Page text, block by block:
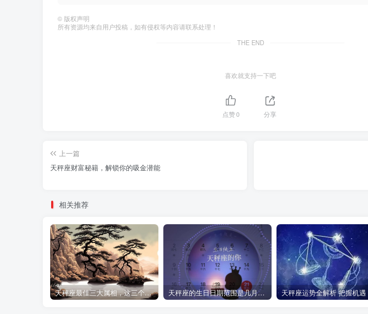
© 版权声明
所有资源均来自用户投稿，如有侵权等内容请联系处理！
THE END
喜欢就支持一下吧
点赞0 分享
上一篇
天秤座财富秘籍，解锁你的吸金潜能
相关推荐
天秤座最佳三大属相，这三个生肖注定让天秤座好运连连 天秤座的生日日期范围是几月几号到几月几号？